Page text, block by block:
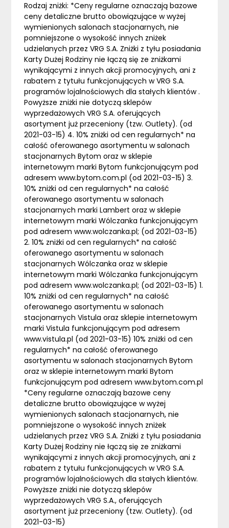
Rodzaj zniżki: *Ceny regularne oznaczają bazowe
ceny detaliczne brutto obowiązujące w wyżej
wymienionych salonach stacjonarnych, nie
pomniejszone o wysokość innych zniżek
udzielanych przez VRG S.A. Zniżki z tyłu posiadania
Karty Dużej Rodziny nie łączą się ze zniżkami
wynikającymi z innych akcji promocyjnych, ani z
rabatem z tytułu funkcjonujących w VRG S.A.
programów lojalnościowych dla stałych klientów .
Powyższe zniżki nie dotyczą sklepów
wyprzedażowych VRG S.A. oferujących
asortyment już przeceniony (tzw. Outlety). (od
2021-03-15) 4. 10% zniżki od cen regularnych* na
całość oferowanego asortymentu w salonach
stacjonarnych Bytom oraz w sklepie
internetowym marki Bytom funkcjonującym pod
adresem www.bytom.com.pl (od 2021-03-15) 3.
10% zniżki od cen regularnych* na całość
oferowanego asortymentu w salonach
stacjonarnych marki Lambert oraz w sklepie
internetowym marki Wólczanka funkcjonującym
pod adresem www.wolczanka.pl; (od 2021-03-15)
2. 10% zniżki od cen regularnych* na całość
oferowanego asortymentu w salonach
stacjonarnych Wólczanka oraz w sklepie
internetowym marki Wólczanka funkcjonującym
pod adresem www.wolczanka.pl; (od 2021-03-15) 1.
10% zniżki od cen regularnych* na całość
oferowanego asortymentu w salonach
stacjonarnych Vistula oraz sklepie internetowym
marki Vistula funkcjonującym pod adresem
www.vistula.pl (od 2021-03-15) 10% zniżki od cen
regularnych* na całość oferowanego
asortymentu w salonach stacjonarnych Bytom
oraz w sklepie internetowym marki Bytom
funkcjonującym pod adresem www.bytom.com.pl
*Ceny regularne oznaczają bazowe ceny
detaliczne brutto obowiązujące w wyżej
wymienionych salonach stacjonarnych, nie
pomniejszone o wysokość innych zniżek
udzielanych przez VRG S.A. Zniżki z tyłu posiadania
Karty Dużej Rodziny nie łączą się ze zniżkami
wynikającymi z innych akcji promocyjnych, ani z
rabatem z tytułu funkcjonujących w VRG S.A.
programów lojalnościowych dla stałych klientów.
Powyższe zniżki nie dotyczą sklepów
wyprzedażowych VRG S.A., oferujących
asortyment już przeceniony (tzw. Outlety). (od
2021-03-15)